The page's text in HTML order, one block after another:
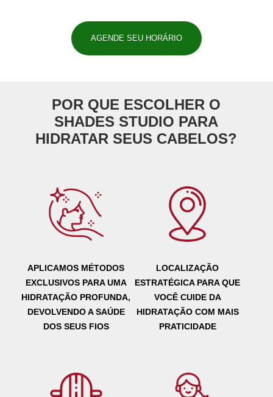
AGENDE SEU HORÁRIO
POR QUE ESCOLHER O
SHADES STUDIO PARA
HIDRATAR SEUS CABELOS?
APLICAMOS MÉTODOS
EXCLUSIVOS PARA UMA
HIDRATAÇÃO PROFUNDA,
DEVOLVENDO A SAÚDE
DOS SEUS FIOS
LOCALIZAÇÃO
ESTRATÉGICA PARA QUE
VOCÊ CUIDE DA
HIDRATAÇÃO COM MAIS
PRATICIDADE